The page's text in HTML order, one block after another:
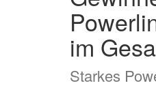
im
Starkes